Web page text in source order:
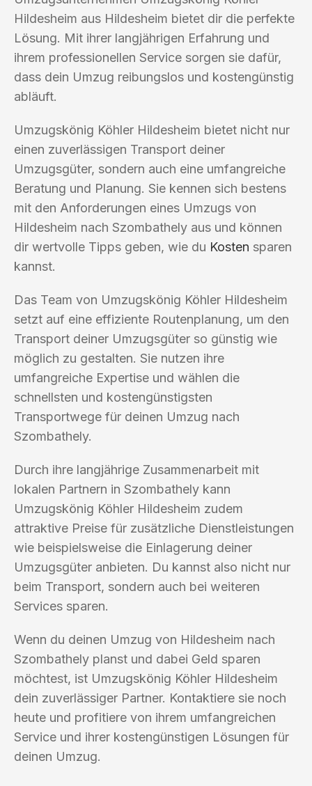
Hildesheim aus Hildesheim bietet dir die perfekte
Lösung. Mit ihrer langjährigen Erfahrung und
ihrem professionellen Service sorgen sie dafür,
dass dein Umzug reibungslos und kostengünstig
abläuft.
Umzugskönig Köhler Hildesheim bietet nicht nur
einen zuverlässigen Transport deiner
Umzugsgüter, sondern auch eine umfangreiche
Beratung und Planung. Sie kennen sich bestens
mit den Anforderungen eines Umzugs von
Hildesheim nach Szombathely aus und können
dir wertvolle Tipps geben, wie du Kosten sparen
kannst.
Das Team von Umzugskönig Köhler Hildesheim
setzt auf eine effiziente Routenplanung, um den
Transport deiner Umzugsgüter so günstig wie
möglich zu gestalten. Sie nutzen ihre
umfangreiche Expertise und wählen die
schnellsten und kostengünstigsten
Transportwege für deinen Umzug nach
Szombathely.
Durch ihre langjährige Zusammenarbeit mit
lokalen Partnern in Szombathely kann
Umzugskönig Köhler Hildesheim zudem
attraktive Preise für zusätzliche Dienstleistungen
wie beispielsweise die Einlagerung deiner
Umzugsgüter anbieten. Du kannst also nicht nur
beim Transport, sondern auch bei weiteren
Services sparen.
Wenn du deinen Umzug von Hildesheim nach
Szombathely planst und dabei Geld sparen
möchtest, ist Umzugskönig Köhler Hildesheim
dein zuverlässiger Partner. Kontaktiere sie noch
heute und profitiere von ihrem umfangreichen
Service und ihrer kostengünstigen Lösungen für
deinen Umzug.